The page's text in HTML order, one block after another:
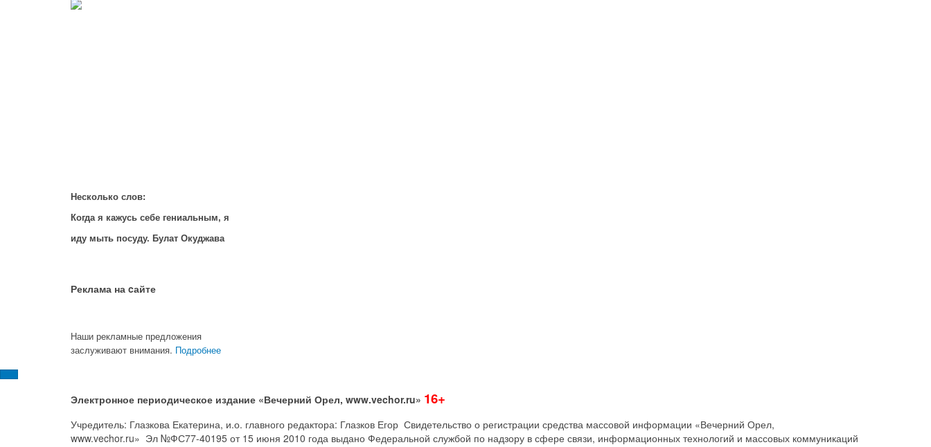
Несколько слов:
Когда я кажусь себе гениальным, я
иду мыть посуду. Булат Окуджава
Реклама на cайте
Наши рекламные предложения
заслуживают внимания. Подробнее
Электронное периодическое издание «Вечерний Орел, www.vechor.ru» 16+
Учредитель: Глазкова Екатерина, и.о. главного редактора: Глазков Егор Свидетельство о регистрации средства массовой информации «Вечерний Орел,
www.vechor.ru» Эл №ФС77-40195 от 15 июня 2010 года выдано Федеральной службой по надзору в сфере связи, информационных технологий и массовых коммуникаций